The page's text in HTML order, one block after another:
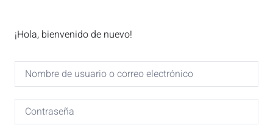
¡Hola, bienvenido de nuevo!